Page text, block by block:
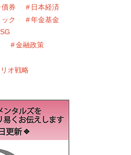
債券
日本経済
ク
年金基金
金融政策
オ戦略